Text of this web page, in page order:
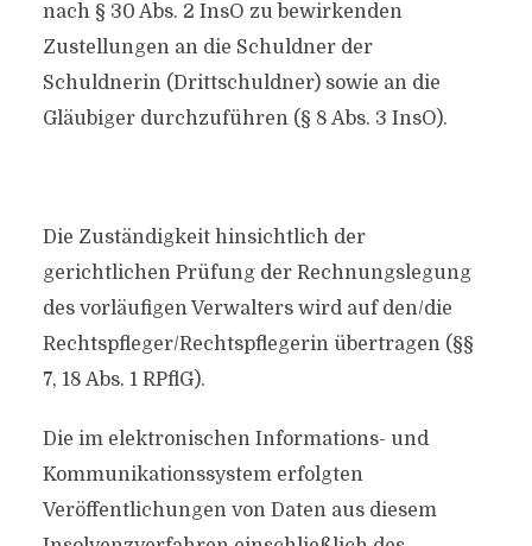
nach § 30 Abs. 2 InsO zu bewirkenden
Zustellungen an die Schuldner der
Schuldnerin (Drittschuldner) sowie an die
Gläubiger durchzuführen (§ 8 Abs. 3 InsO).
Die Zuständigkeit hinsichtlich der
gerichtlichen Prüfung der Rechnungslegung
des vorläufigen Verwalters wird auf den/die
Rechtspfleger/Rechtspflegerin übertragen (§§
7, 18 Abs. 1 RPflG).
Die im elektronischen Informations- und
Kommunikationssystem erfolgten
Veröffentlichungen von Daten aus diesem